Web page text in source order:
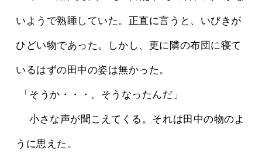
いようで熟睡していた。正直に言うと、いびきが
ひどい物であった。しかし、更に隣の布団に寝て
いるはずの田中の姿は無かった。
「そうか・・・。そうなったんだ」
うに思えた。